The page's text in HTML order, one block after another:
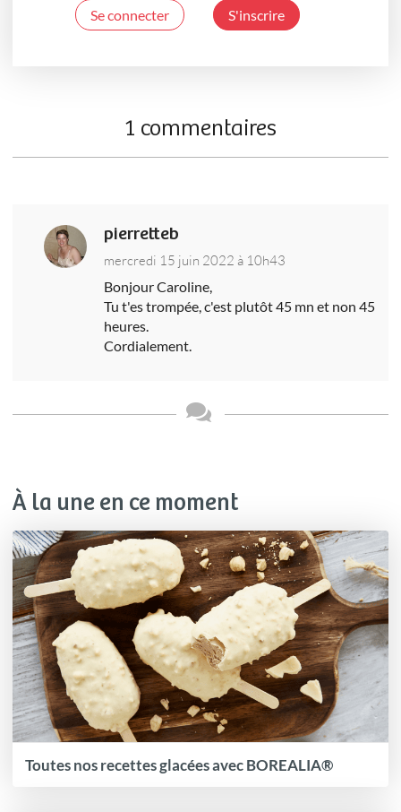
Se connecter S'inscrire
1 commentaires
pierretteb
mercredi 15 juin 2022 à 10h43
Bonjour Caroline,
Tu t'es trompée, c'est plutôt 45 mn et non 45
heures.
Cordialement.
À la une en ce moment
Toutes nos recettes glacées avec BOREALIA®